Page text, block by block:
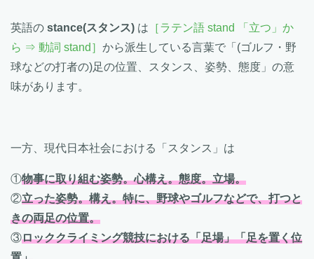
英語の stance(スタンス) は ［ラテン語 stand 「立つ」か
ら ⇒ 動詞 stand］ から派生している言葉で「(ゴルフ・野
球などの打者の)足の位置、スタンス、姿勢、態度」の意
味があります。
一方、現代日本社会における「スタンス」は
①物事に取り組む姿勢。心構え。態度。立場。
②立った姿勢。構え。特に、野球やゴルフなどで、打つと
きの両足の位置。
③ロッククライミング競技における「足場」「足を置く位